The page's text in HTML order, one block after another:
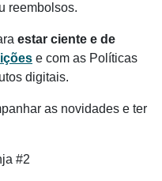
reembolsos.
estar ciente e de
e com as Políticas
digitais.
as novidades e ter
#2